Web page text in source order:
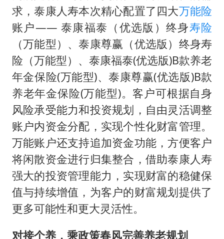
求，泰康人寿本次精心配置了四大万能险
账户—— 泰康福泰（优选版）终身寿险
（万能型）、泰康尊赢（优选版）终身寿
险（万能型）、泰康福泰(优选版)B款养老
年金保险(万能型)、泰康尊赢(优选版)B款
养老年金保险(万能型)。客户可根据自身
风险承受能力和投资规划，自由灵活调整
账户内资金分配，实现个性化财富管理。
万能账户还支持追加资金功能，方便客户
将闲散资金进行归集整合，借助泰康人寿
强大的投资管理能力，实现财富的稳健保
值与持续增值，为客户的财富规划提供了
更多可能性和更大灵活性。
对接个养， 乘政策春风完善养老规划